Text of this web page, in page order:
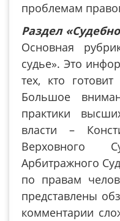
проблемам
Раздел
Основная
судье». Это
тех, кто
Большое
практики
власти –
Верховного
Арбитражного
по правам
представлены
комментарии